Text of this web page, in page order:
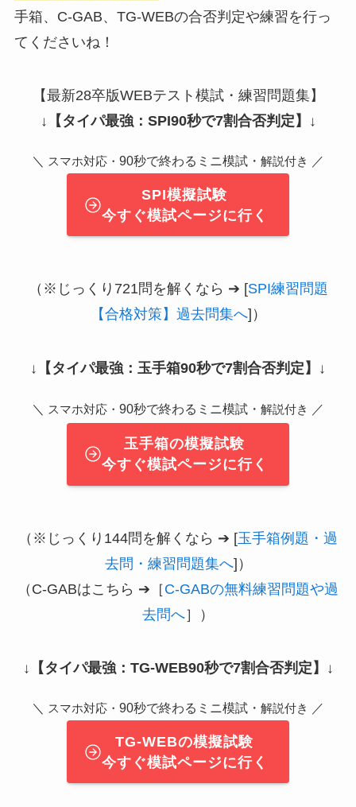
手箱、C-GAB、TG-WEBの合否判定や練習を行っ
てくださいね！
【最新28卒版WEBテスト模試・練習問題集】
↓ 【タイパ最強：SPI90秒で7割合否判定】 ↓
＼ スマホ対応・ 90秒で終わるミニ模試・ 解説付き ／
SPI模擬試験
今すぐ模試ページに行く
（※じっくり721問を解くなら ➔ [SPI練習問題
【合格対策】過去問集へ]）
↓ 【タイパ最強：玉手箱90秒で7割合否判定】 ↓
＼ スマホ対応・ 90秒で終わるミニ模試・ 解説付き ／
玉手箱の模擬試験
今すぐ模試ページに行く
（※じっくり144問を解くなら ➔ [玉手箱例題・過
去問・練習問題集へ]）
（C-GABはこちら ➔［C-GABの無料練習問題や過
去問へ］）
↓ 【タイパ最強：TG-WEB90秒で7割合否判定】 ↓
＼ スマホ対応・ 90秒で終わるミニ模試・ 解説付き ／
TG-WEBの模擬試験
今すぐ模試ページに行く